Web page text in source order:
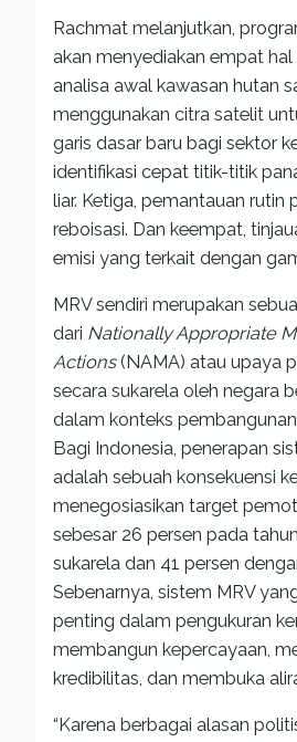
Rachmat melanjutkan,
akan menyediakan empat hal
analisa awal kawasan hutan
menggunakan citra satelit
garis dasar baru bagi sektor
identifikasi cepat titik-titik
liar. Ketiga, pemantauan rutin
reboisasi. Dan keempat,
emisi yang terkait dengan
MRV sendiri merupakan
dari Nationally Appropriate
Actions(NAMA) atau upaya
secara sukarela oleh negara
dalam konteks
Bagi Indonesia, penerapan
adalah sebuah konsekuensi
menegosiasikan target
sebesar 26 persen pada
sukarela dan 41 persen
Sebenarnya, sistem MRV
penting dalam pengukuran
membangun kepercayaan,
kredibilitas, dan membuka
“Karena berbagai alasan